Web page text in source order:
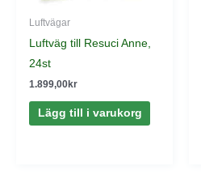
Luftvägar
Luftväg till Resuci Anne,
24st
1.899,00kr
Lägg till i varukorg